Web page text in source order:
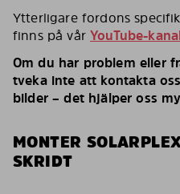
Ytterligare fordons
finns på vårYouTube-
Om du har problem eller
tveka inte att kontakta
bilder – det hjälper oss
MONTER
SKRIDT